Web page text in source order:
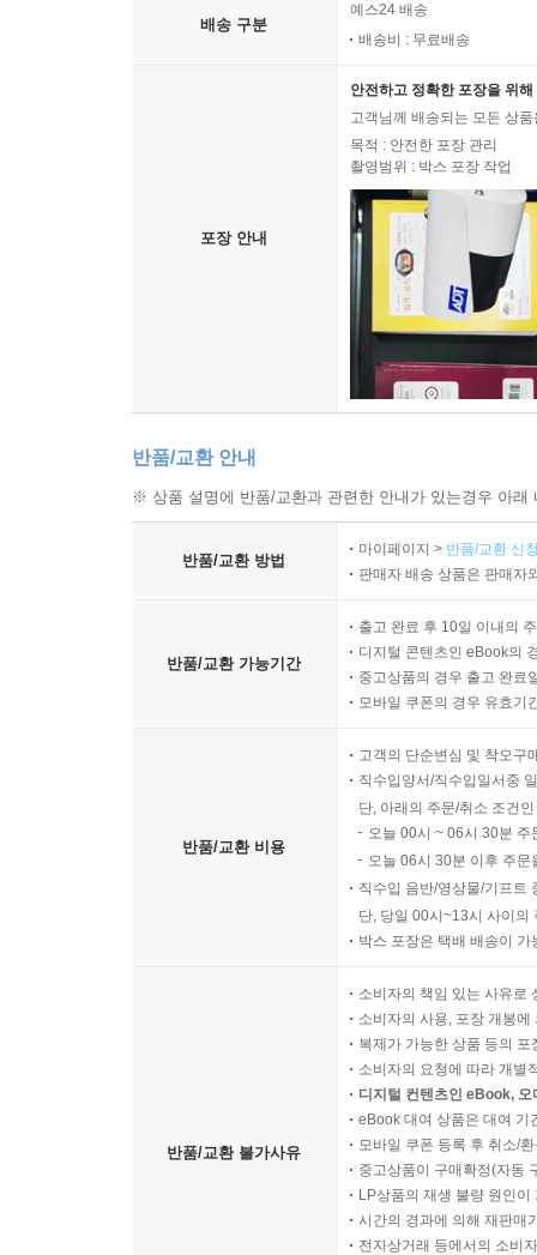
배송 구분
예스24 배송
배송비 : 무료배송
포장 안내
안전하고 정확한 포장을 위
고객님께 배송되는 모든 상
목적 : 안전한 포장 관리
촬영범위 : 박스 포장 작업
반품/교환 안내
※ 상품 설명에 반품/교환과 관련한 안내가 있는경우 아
반품/교환 방법
마이페이지 > 반품/교환 신
판매자 배송 상품은 판매자
반품/교환 가능기간
출고 완료 후 10일 이내의
디지털 콘텐츠인 eBook의
중고상품의 경우 출고 완료
모바일 쿠폰의 경우 유효기
반품/교환 비용
고객의 단순변심 및 착오구
직수입양서/직수입일서중
단, 아래의 주문/취소 조건
오늘 00시 ~ 06시 30분
오늘 06시 30분 이후 주
직수입 음반/영상물/기프트
단, 당일 00시~13시 사이의
박스 포장은 택배 배송이
반품/교환 불가사유
소비자의 책임 있는 사유로
소비자의 사용, 포장 개봉
복제가 가능한 상품 등의
소비자의 요청에 따라 개별
디지털 컨텐츠인 eBook,
eBook 대여 상품은 대여 기
모바일 쿠폰 등록 후 취소/
중고상품이 구매확정(자동
LP상품의 재생 불량 원인
시간의 경과에 의해 재판매
전자상거래 등에서의 소비